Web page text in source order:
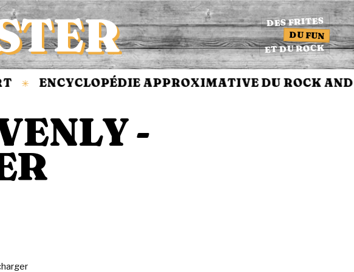
DES FRITES
DU FUN
ET DU ROCK
ENCYCLOPÉDIE APPROXIMATIVE DU ROCK AND
-